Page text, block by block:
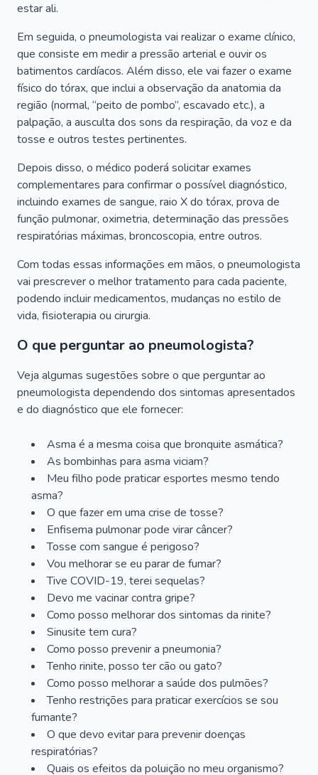
estar ali.
Em seguida, o pneumologista vai realizar o exame clínico,
que consiste em medir a pressão arterial e ouvir os
batimentos cardíacos. Além disso, ele vai fazer o exame
físico do tórax, que inclui a observação da anatomia da
região (normal, “peito de pombo”, escavado etc.), a
palpação, a ausculta dos sons da respiração, da voz e da
tosse e outros testes pertinentes.
Depois disso, o médico poderá solicitar exames
complementares para confirmar o possível diagnóstico,
incluindo exames de sangue, raio X do tórax, prova de
função pulmonar, oximetria, determinação das pressões
respiratórias máximas, broncoscopia, entre outros.
Com todas essas informações em mãos, o pneumologista
vai prescrever o melhor tratamento para cada paciente,
podendo incluir medicamentos, mudanças no estilo de
vida, fisioterapia ou cirurgia.
O que perguntar ao pneumologista?
Veja algumas sugestões sobre o que perguntar ao
pneumologista dependendo dos sintomas apresentados
e do diagnóstico que ele fornecer:
Asma é a mesma coisa que bronquite asmática?
As bombinhas para asma viciam?
Meu filho pode praticar esportes mesmo tendo
asma?
O que fazer em uma crise de tosse?
Enfisema pulmonar pode virar câncer?
Tosse com sangue é perigoso?
Vou melhorar se eu parar de fumar?
Tive COVID-19, terei sequelas?
Devo me vacinar contra gripe?
Como posso melhorar dos sintomas da rinite?
Sinusite tem cura?
Como posso prevenir a pneumonia?
Tenho rinite, posso ter cão ou gato?
Como posso melhorar a saúde dos pulmões?
Tenho restrições para praticar exercícios se sou
fumante?
O que devo evitar para prevenir doenças
respiratórias?
Quais os efeitos da poluição no meu organismo?